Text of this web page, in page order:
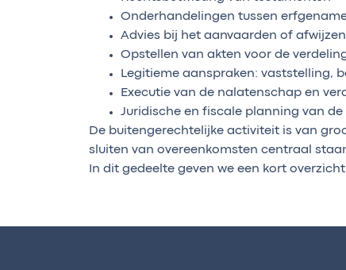
Onderhandelingen tussen
Advies bij het aanvaarden of
Opstellen van akten voor de
Legitieme aanspraken: vaststelling,
Executie van de nalatenschap en
Juridische en fiscale planning van
De buitengerechtelijke activiteit is van
sluiten van overeenkomsten centraal
In dit gedeelte geven we een kort